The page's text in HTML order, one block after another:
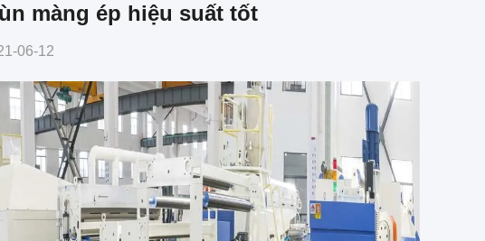
màng ép hiệu suất tốt
06-12